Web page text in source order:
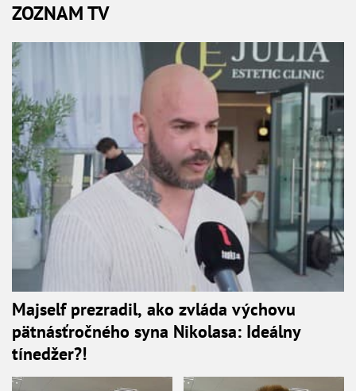
ZOZNAM TV
Majself prezradil, ako zvláda výchovu
pätnásťročného syna Nikolasa: Ideálny
tínedžer?!